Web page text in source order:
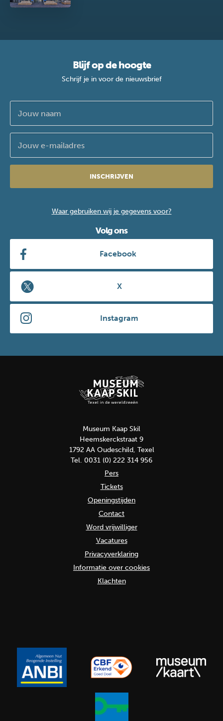
Blijf op de hoogte
Schrijf je in voor de nieuwsbrief
INSCHRIJVEN
Waar gebruiken wij je gegevens voor?
Volg ons
Facebook
X
Instagram
Museum Kaap Skil
Heemskerckstraat 9
1792 AA Oudeschild, Texel
Tel. 0031 (0) 222 314 956
Pers
Tickets
Openingstijden
Contact
Word vrijwilliger
Vacatures
Privacyverklaring
Informatie over cookies
Klachten